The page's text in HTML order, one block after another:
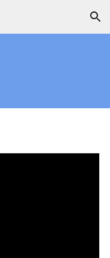
Skip to navigation